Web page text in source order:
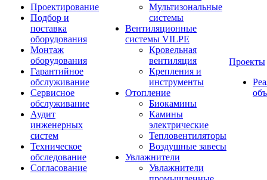
Проектирование
Подбор и
поставка
оборудования
Монтаж
оборудования
Гарантийное
обслуживание
Сервисное
обслуживание
Аудит
инженерных
систем
Техническое
обследование
Согласование
Мультизональные
системы
Вентиляционные
системы VILPE
Кровельная
вентиляция
Крепления и
инструменты
Отопление
Биокамины
Камины
электрические
Тепловентиляторы
Воздушные завесы
Увлажнители
Увлажнители
Проекты